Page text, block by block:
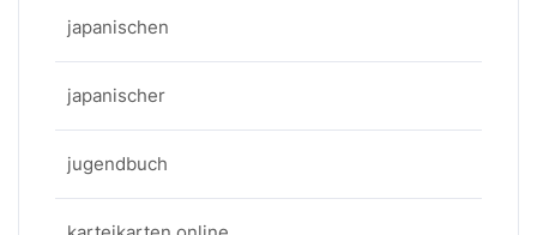
japanischen
japanischer
jugendbuch